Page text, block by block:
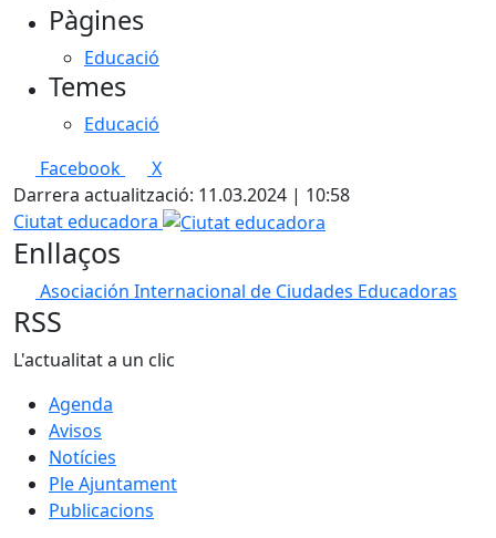
Pàgines
Educació
Temes
Educació
Facebook
X
Darrera actualització: 11.03.2024 | 10:58
Ciutat educadora
Enllaços
Asociación Internacional de Ciudades Educadoras
RSS
L'actualitat a un clic
Agenda
Avisos
Notícies
Ple Ajuntament
Publicacions